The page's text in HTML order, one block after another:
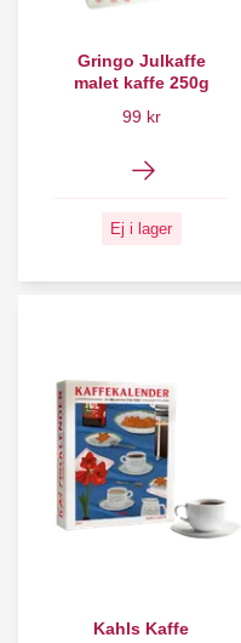
Gringo Julkaffe
malet kaffe 250g
99 kr
Ej i lager
Kahls Kaffe